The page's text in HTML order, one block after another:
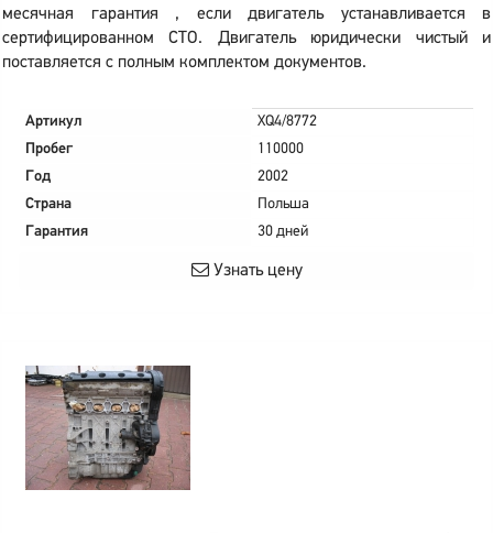
месячная гарантия , если двигатель устанавливается в
сертифицированном СТО. Двигатель юридически чистый и
поставляется с полным комплектом документов.
Артикул
XQ4/8772
Пробег
110000
Год
2002
Страна
Польша
Гарантия
30 дней
Узнать цену